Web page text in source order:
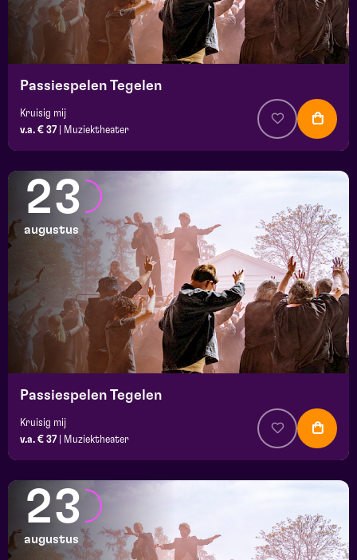
Passiespelen Tegelen
Kruisig mij
v.a. € 37
Muziektheater
23
augustus
Passiespelen Tegelen
Kruisig mij
v.a. € 37
Muziektheater
23
augustus